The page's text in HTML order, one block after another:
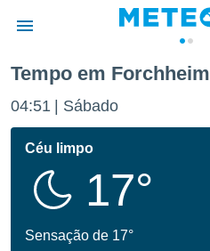
da
foi
fornecidas
a este
Tempo em Forchheim
04:51 Sábado
Céu limpo
17°
Sensação de 17°